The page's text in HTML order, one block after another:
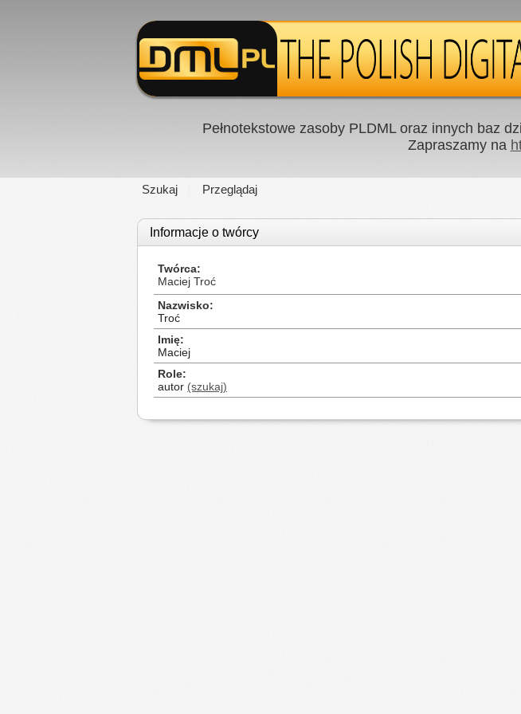
Pełnotekstowe zasoby PLDML oraz innych baz
Zapraszamy na
Szukaj Przeglądaj
Informacje o twórcy
Twórca
Maciej Troć
Nazwisko
Troć
Imię
Maciej
Role
autor (szukaj)